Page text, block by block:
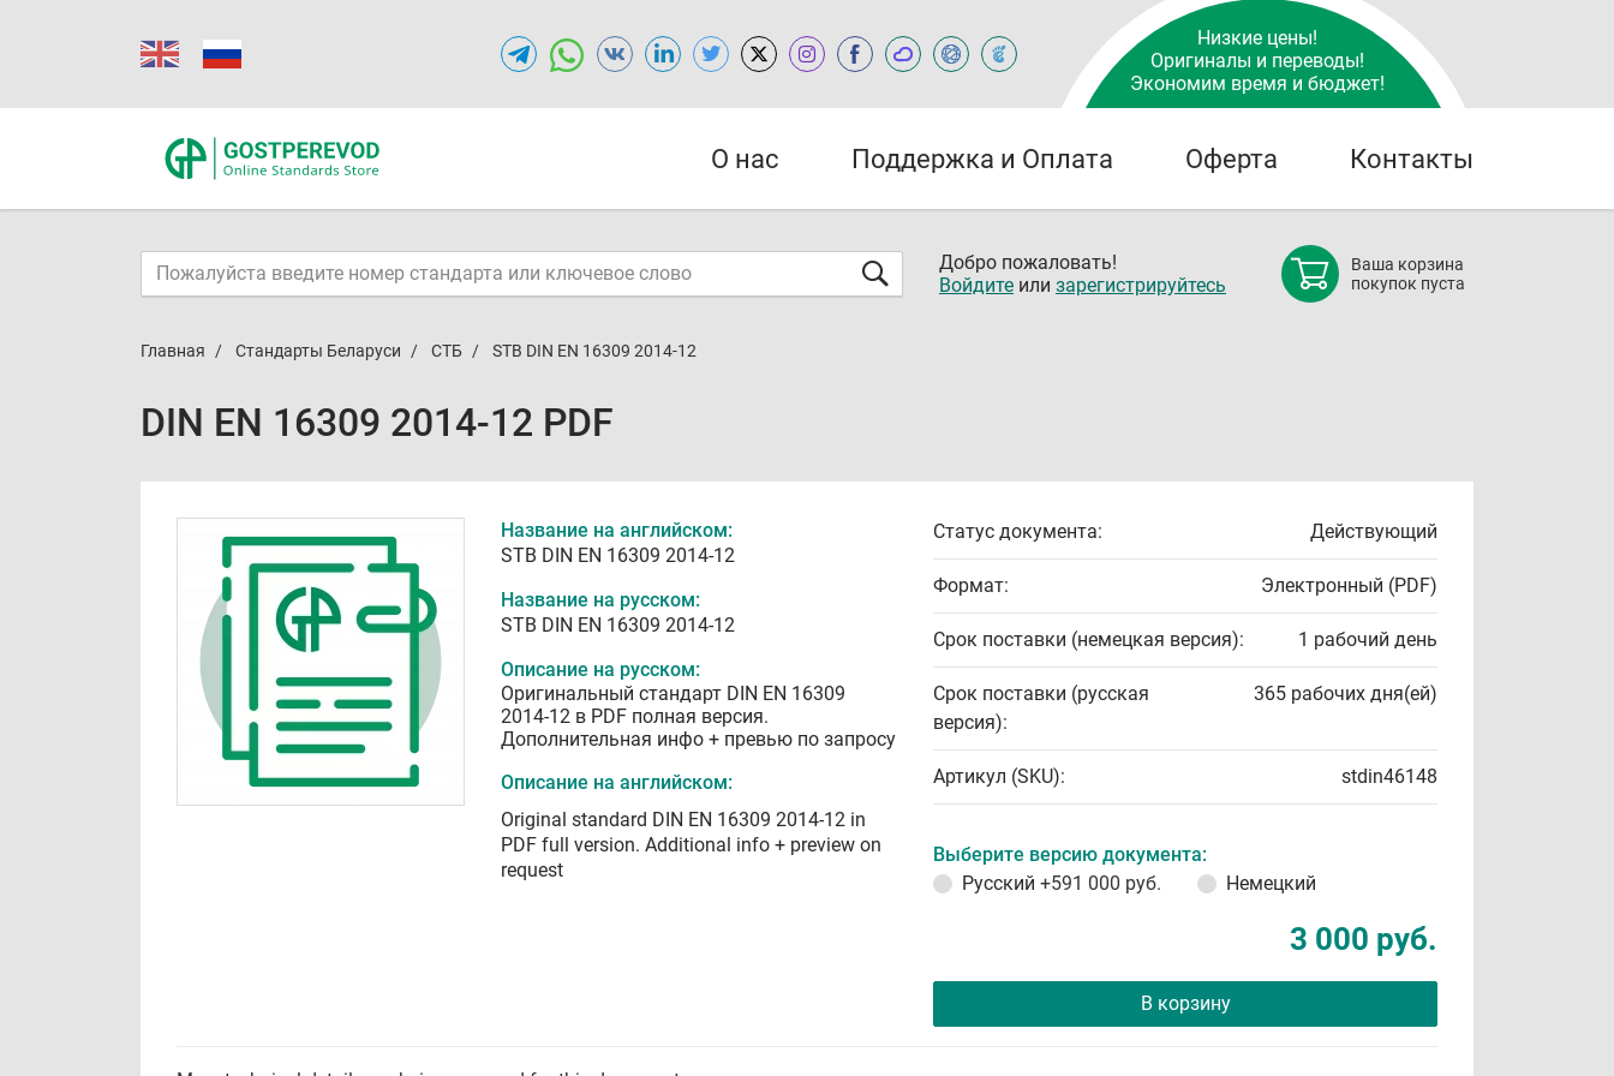
Низкие цены!
Оригиналы и переводы!
Экономим время и бюджет!
О нас Поддержка и Оплата Оферта Контакты
Добро пожаловать!
Войдите или зарегистрируйтесь
Ваша корзина
покупок пуста
Главная Стандарты Беларуси СТБ STB DIN EN 16309 2014-12
DIN EN 16309 2014-12 PDF
Название на английском:
STB DIN EN 16309 2014-12
Название на русском:
STB DIN EN 16309 2014-12
Описание на русском:
Оригинальный стандарт DIN EN 16309
2014-12 в PDF полная версия.
Дополнительная инфо + превью по запросу
Описание на английском:
Original standard DIN EN 16309 2014-12 in
PDF full version. Additional info + preview on
request
Статус документа: Действующий
Формат: Электронный (PDF)
Срок поставки (немецкая версия): 1 рабочий день
Срок поставки (русская
версия):
365 рабочих дня(ей)
Артикул (SKU): stdin46148
Выберите версию документа:
Русский +591 000 руб. Немецкий
3 000 руб.
В корзину